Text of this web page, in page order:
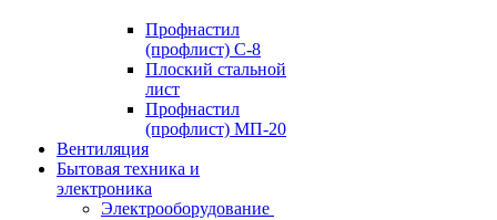
Профнастил
(профлист) С-8
Плоский стальной
лист
Профнастил
(профлист) МП-20
Вентиляция
Бытовая техника и
электроника
Электрооборудование